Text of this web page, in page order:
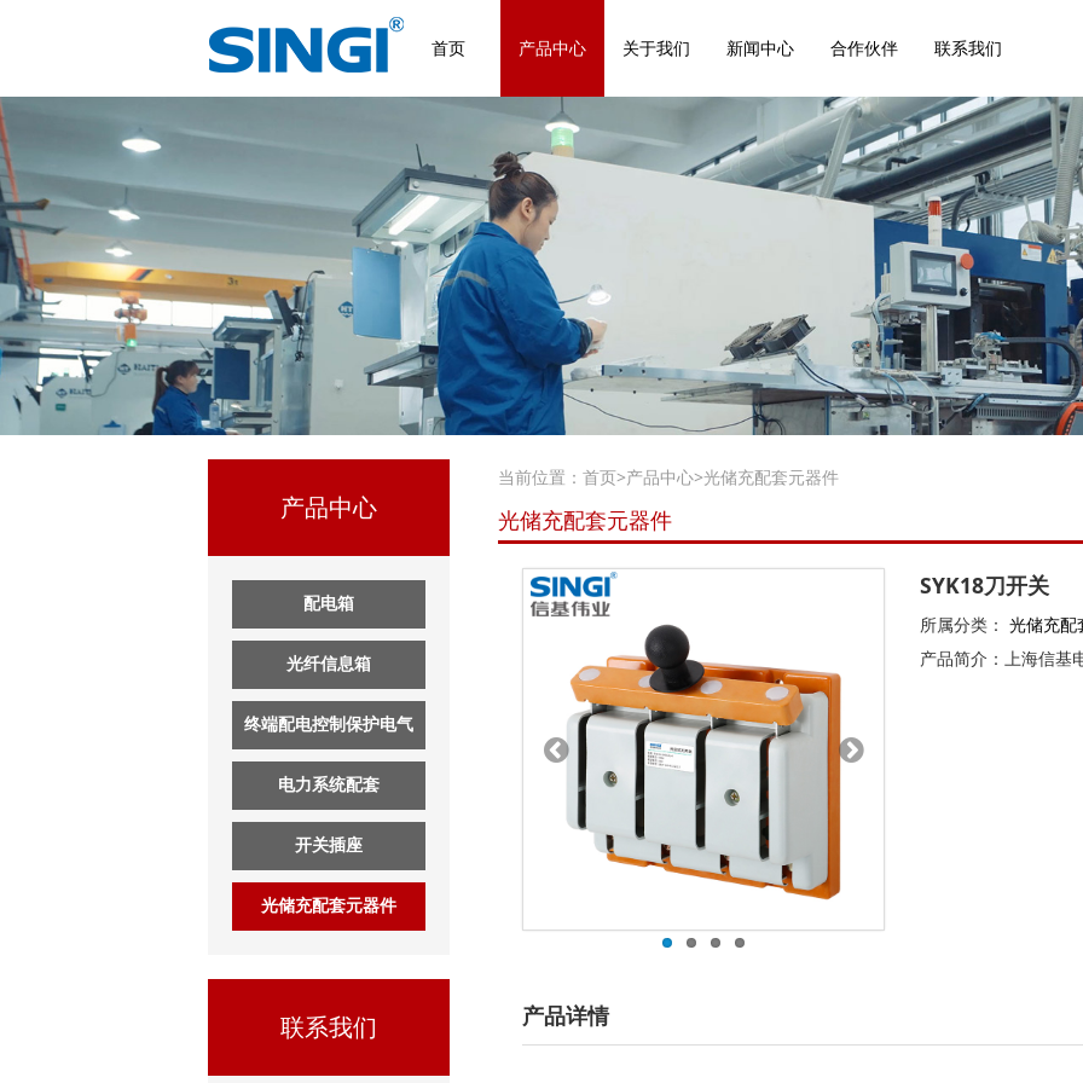
首页 产品中心 关于我们 新闻中心 合作伙伴 联系我们
产品中心
配电箱
光纤信息箱
终端配电控制保护电气
电力系统配套
开关插座
光储充配套元器件
联系我们
当前位置： 首页>产品中心>光储充配套元器件
光储充配套元器件
SYK18刀开关
所属分类： 光储充配
产品简介：上海信基
产品详情